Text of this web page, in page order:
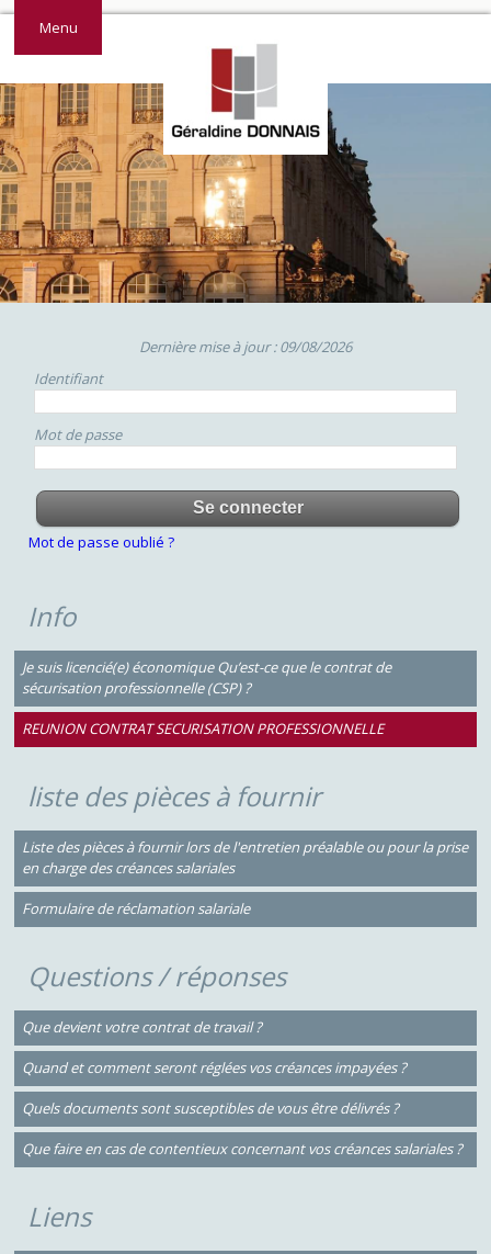
Menu
Dernière mise à jour : 09/08/2026
Identifiant
Mot de passe
Mot de passe oublié ?
Info
Je suis licencié(e) économique Qu’est-ce que le contrat de
sécurisation professionnelle (CSP) ?
REUNION CONTRAT SECURISATION PROFESSIONNELLE
liste des pièces à fournir
Liste des pièces à fournir lors de l'entretien préalable ou pour la prise
en charge des créances salariales
Formulaire de réclamation salariale
Questions / réponses
Que devient votre contrat de travail ?
Quand et comment seront réglées vos créances impayées ?
Quels documents sont susceptibles de vous être délivrés ?
Que faire en cas de contentieux concernant vos créances salariales ?
Liens